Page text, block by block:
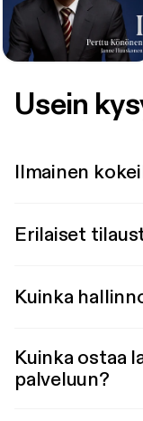
Usein
Ilmainen
Erilaiset
Kuinka
Kuinka ostaa
palveluun?